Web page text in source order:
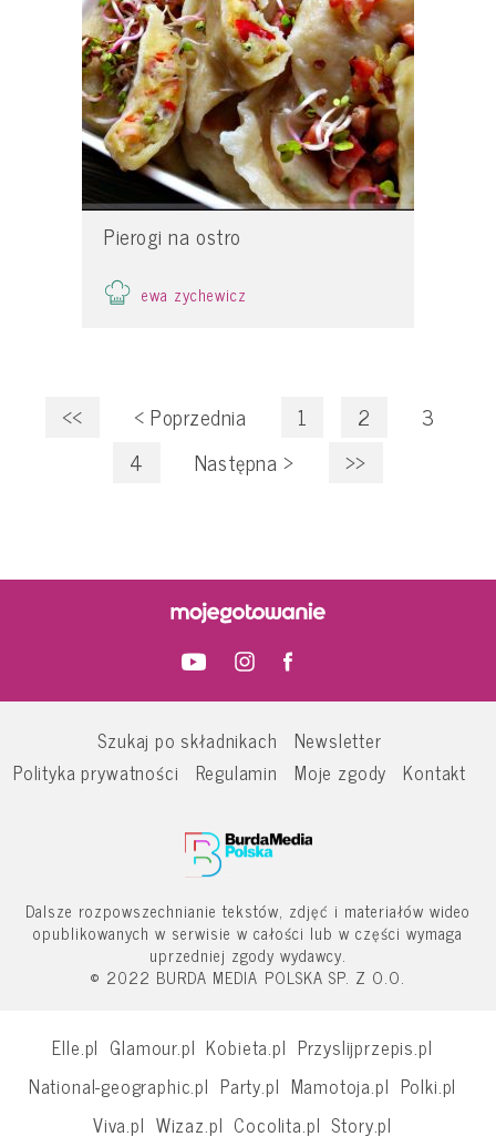
Pierogi na ostro
ewa zychewicz
<< < Poprzednia 1 2
3
4
Następna > >>
Szukaj po składnikach
Newsletter
Polityka prywatności
Regulamin Moje zgody Kontakt
Dalsze rozpowszechnianie tekstów, zdjęć i materiałów wideo
opublikowanych w serwisie w całości lub w części wymaga
uprzedniej zgody wydawcy.
© 2022 BURDA MEDIA POLSKA SP. Z O.O.
Elle.pl Glamour.pl Kobieta.pl Przyslijprzepis.pl
National-geographic.pl Party.pl Mamotoja.pl Polki.pl
Viva.pl Wizaz.pl Cocolita.pl Story.pl